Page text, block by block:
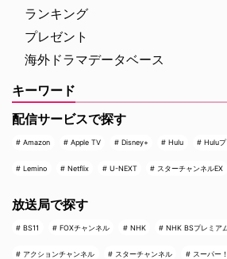
ランキング
プレゼント
海外ドラマデータベース
キーワード
配信サービスで探す
Amazon Apple TV Disney+ Hulu Hulu
Lemino Netflix U-NEXT スターチャンネルEX
放送局で探す
BS11 FOXチャンネル NHK NHK BSプレミア
アクションチャンネル スターチャンネル スーパー